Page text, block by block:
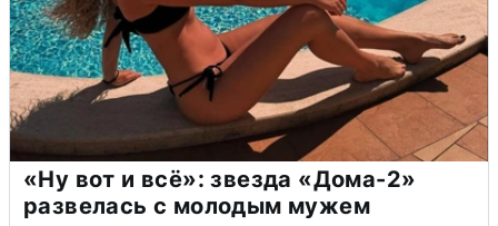
«Ну вот и всё»: звезда «Дома-2»
развелась с молодым мужем